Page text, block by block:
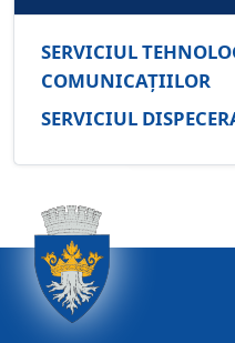
SERVICIUL
COMUNICAȚIILOR
SERVICIUL